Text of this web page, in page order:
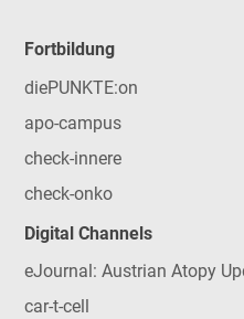
Fortbildung
diePUNKTE:on
apo-campus
check-innere
check-onko
Digital Channels
eJournal: Austrian Atopy
car-t-cell